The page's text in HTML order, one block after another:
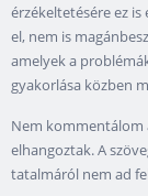
érzékeltetésére ez
el, nem is
amelyek a
gyakorlása közben
Nem kommentálom
elhangoztak. A
tatalmáról nem ad